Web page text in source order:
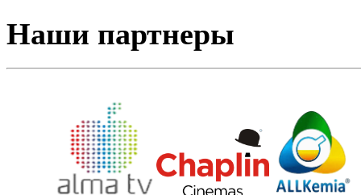
Наши партнеры